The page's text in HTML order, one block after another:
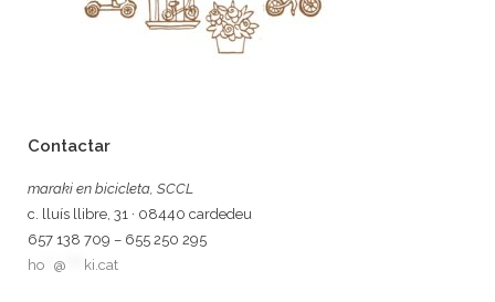
Contactar
maraki en bicicleta, SCCL
c. lluís llibre, 31 · 08440 cardedeu
657 138 709 – 655 250 295
ho @ ki.cat